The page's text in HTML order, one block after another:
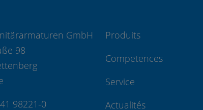
GmbH
98
98221-0
Produits
Competences
Service
Actualités